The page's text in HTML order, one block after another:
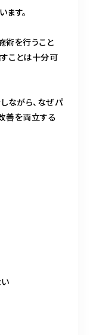
す。
術を行うこと
ことは十分可
ながら、なぜパ
善を両立する